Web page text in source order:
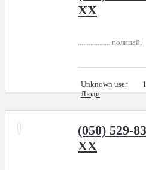
XX
.................. полицай,
Unknown user
Люди
(050) 529-
XX